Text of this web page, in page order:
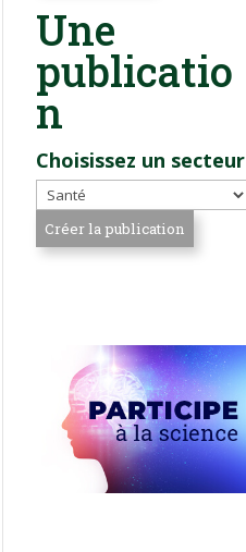
Une
publicatio
n
Choisissez un secteur